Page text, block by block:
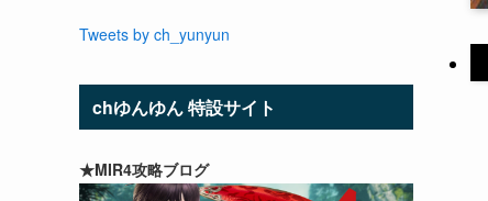
Tweets by ch_yunyun
chゆんゆん 特設サイト
★MIR4攻略ブログ